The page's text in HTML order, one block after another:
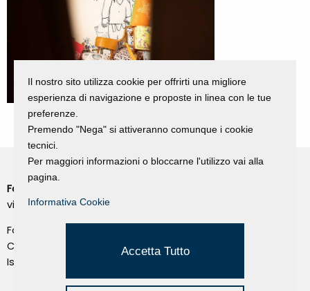
Fondazione Dino Zoli
viale Bologna 288, Forlì
Fondo dot. euro 285.000 i.v.
CF e P.IVA 03692820404
Isc.Reg Per.Giu. n. 10404
Il nostro sito utilizza cookie per offrirti una migliore
esperienza di navigazione e proposte in linea con le tue
preferenze.
Premendo "Nega" si attiveranno comunque i cookie
tecnici.
Per maggiori informazioni o bloccarne l'utilizzo vai alla
pagina.
Informativa Cookie
Accetta Tutto